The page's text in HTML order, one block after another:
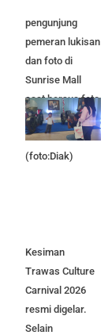
pengunjung
pemeran lukisan
dan foto di
Sunrise Mall
saat bersua foto
bersama Moge
Klasik.
(foto:Diak)
Kesiman
Trawas Culture
Carnival 2026
resmi digelar.
Selain